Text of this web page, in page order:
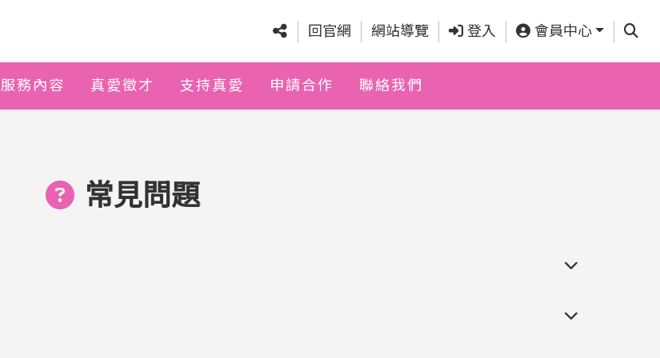
回官網 網站導覽 登入 會員中心 查詢
服務內容 真愛徵才 支持真愛 申請合作 聯絡我們
常見問題